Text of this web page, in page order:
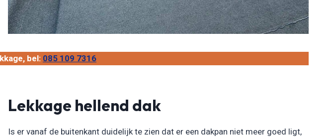
bel: 085 109 7316
Lekkage hellend dak
Is er vanaf de buitenkant duidelijk te zien dat er een dakpan niet meer goed ligt,